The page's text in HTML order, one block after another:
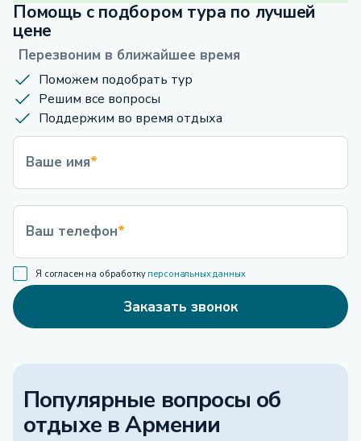
Помощь с подбором тура по лучшей
цене
Перезвоним в ближайшее время
Поможем подобрать тур
Решим все вопросы
Поддержим во время отдыха
Ваше имя*
Ваш телефон*
Я согласен на обработку персональных данных
Заказать звонок
Популярные вопросы об
отдыхе в Армении